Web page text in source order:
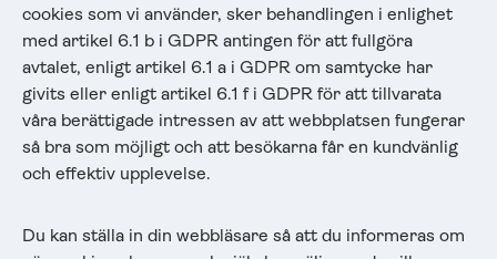
cookies som vi använder, sker behandlingen i enlighet
med artikel 6.1 b i GDPR antingen för att fullgöra
avtalet, enligt artikel 6.1 a i GDPR om samtycke har
givits eller enligt artikel 6.1 f i GDPR för att tillvarata
våra berättigade intressen av att webbplatsen fungerar
så bra som möjligt och att besökarna får en kundvänlig
och effektiv upplevelse.
Du kan ställa in din webbläsare så att du informeras om